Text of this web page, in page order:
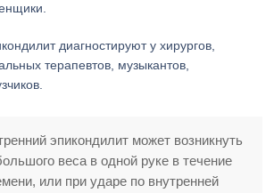
диагностируют у хирургов,
терапевтов, музыкантов,
эпикондилит может возникнуть
веса в одной руке в течение
или при ударе по внутренней